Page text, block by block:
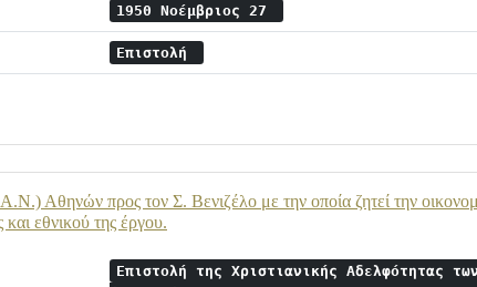
1950 Νοέμβριος 27
Επιστολή
Αθηνών προς τον Σ. Βενιζέλο με την οποία ζητεί την
εθνικού της έργου.
Επιστολή της Χριστιανικής Αδελφότητας